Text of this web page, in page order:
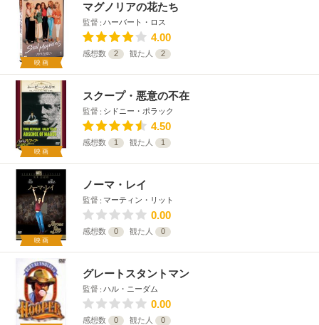
映画
マグノリアの花たち
監督 ハーバート・ロス
4.00
感想数 2 観た人 2
映画
スクープ・悪意の不在
監督 シドニー・ポラック
4.50
感想数 1 観た人 1
映画
ノーマ・レイ
監督 マーティン・リット
0.00
感想数 0 観た人 0
グレートスタントマン
監督 ハル・ニーダム
0.00
感想数 0 観た人 0